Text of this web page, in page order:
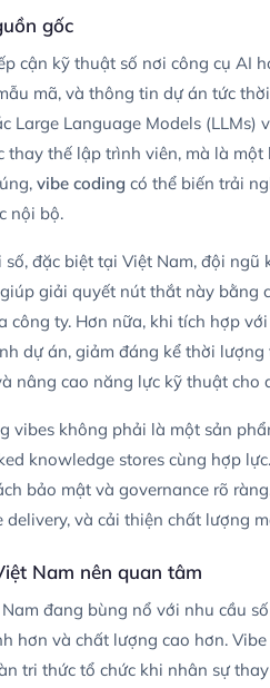
gốc
cận kỹ thuật số nơi công cụ AI
mã, và thông tin dự án tức
Large Language Models
thay thế lập trình viên, mà là
vibe coding có thể biến trải
nội bộ.
đặc biệt tại Việt Nam, đội
giải quyết nút thắt này bằng
công ty. Hơn nữa, khi tích hợp
dự án, giảm đáng kể thời
nâng cao năng lực kỹ thuật cho
vibes không phải là một sản
knowledge stores cùng hợp
bảo mật và governance rõ
và cải thiện chất lượng
Nam nên quan tâm
đang bùng nổ với nhu cầu
hơn và chất lượng cao hơn.
tri thức tổ chức khi nhân sự